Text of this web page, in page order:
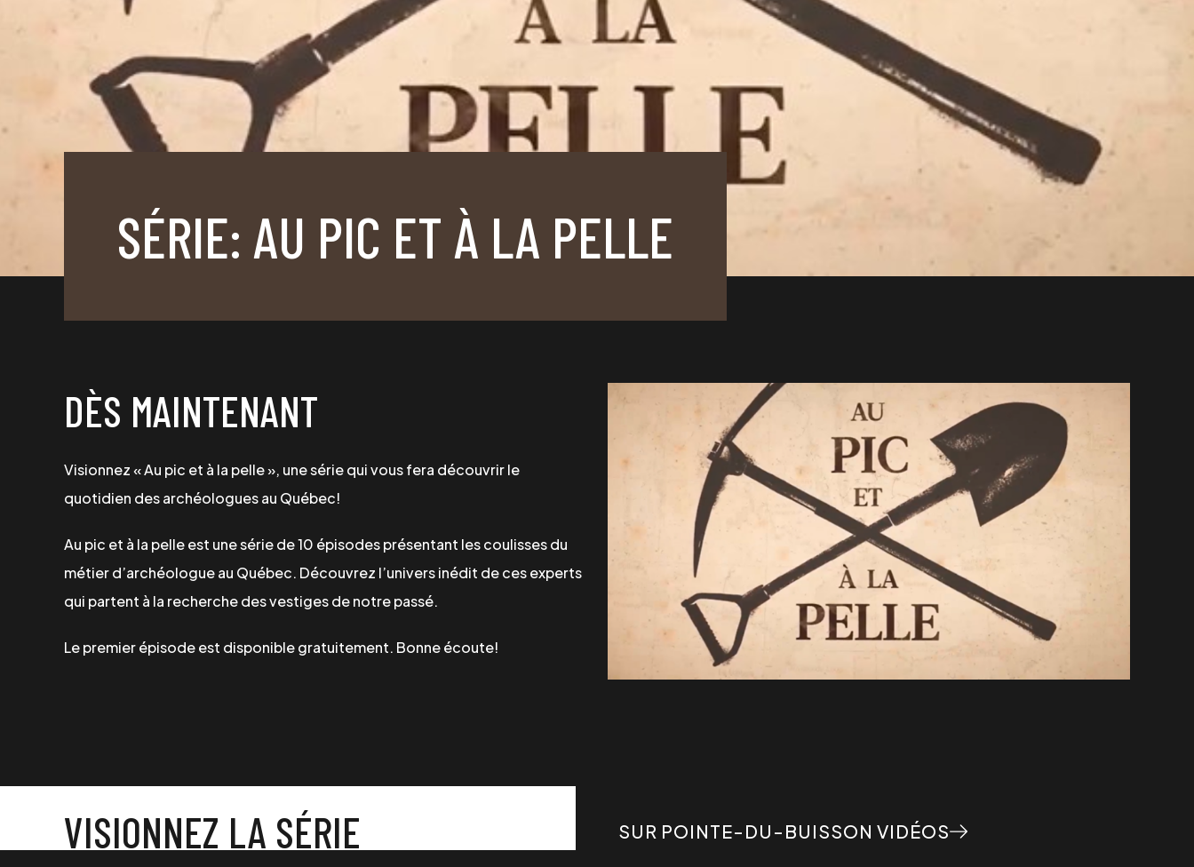
SÉRIE: AU PIC ET À LA PELLE
DÈS MAINTENANT
Visionnez « Au pic et à la pelle », une série qui vous fera découvrir le
quotidien des archéologues au Québec!
Au pic et à la pelle est une série de 10 épisodes présentant les coulisses du
métier d’archéologue au Québec. Découvrez l’univers inédit de ces experts
qui partent à la recherche des vestiges de notre passé.
Le premier épisode est disponible gratuitement. Bonne écoute!
VISIONNEZ LA SÉRIE SUR POINTE-DU-BUISSON VIDÉOS